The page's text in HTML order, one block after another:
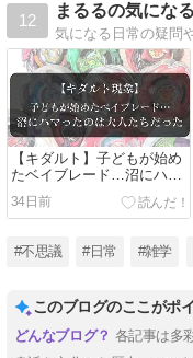
12
まるるの気にな
【キダルト】子どもが始め
たベイブレード…沼にハマ
ったのは大人たちだった
34日前
#不思議 #日常 #雑学
このブログのここがポ
各記事は多